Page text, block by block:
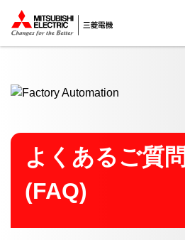
ここから本文
よくあるご質問
(FAQ)